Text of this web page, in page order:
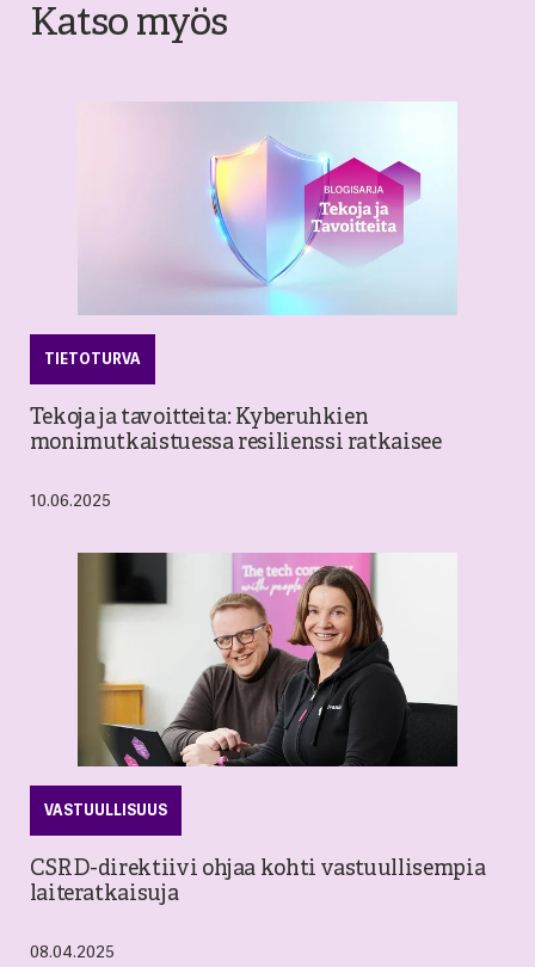
Katso myös
TIETOTURVA
Tekoja ja tavoitteita: Kyberuhkien
monimutkaistuessa resilienssi ratkaisee
10.06.2025
VASTUULLISUUS
CSRD-direktiivi ohjaa kohti vastuullisempia
laiteratkaisuja
08.04.2025